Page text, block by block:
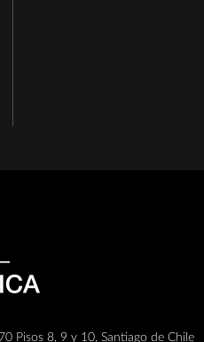
Pisos 8, 9 y 10, Santiago de Chile